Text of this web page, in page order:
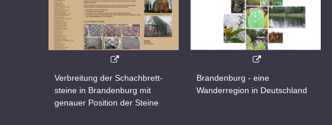
Verbreitung der Schachbrett-
steine in Brandenburg mit
genauer Position der Steine
Brandenburg - eine
Wanderregion in Deutschland